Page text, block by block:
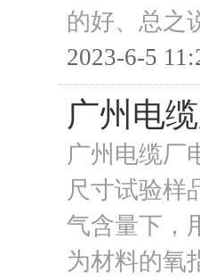
的好、总之
2023-6-5
广州电
广州电缆厂
尺寸试验样
气含量下，
为材料的氧